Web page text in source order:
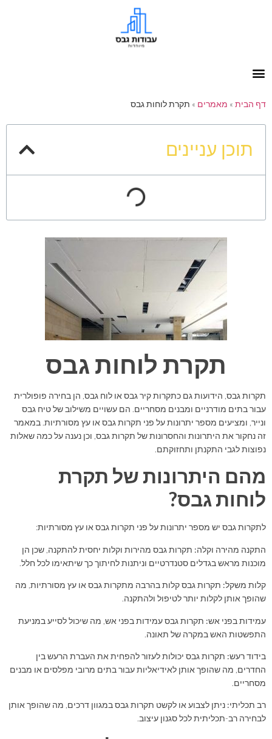
דף הבית » מאמרים » תקרת לוחות גבס
תוכן עניינים
תקרת לוחות גבס
תקרות גבס, הידועות גם כתקרות קיר גבס או לוח גבס, הן בחירה פופולרית
עבור בתים מודרניים ומבנים מסחריים. הם עשויים משילוב של טיח גבס
ונייר, ומציעים מספר יתרונות על פני תקרות גבס או עץ מסורתיות. במאמר
זה נחקור את היתרונות והחסרונות של תקרות גבס, וכן נענה על כמה שאלות
נפוצות לגבי התקנתן ותחזוקתם.
מהם היתרונות של תקרת
לוחות גבס?
לתקרות גבס יש מספר יתרונות על פני תקרות גבס או עץ מסורתיות:
התקנה מהירה וקלה: תקרות גבס מהירות וקלות יחסית להתקנה, שכן הן
מוכנות מראש בגדלים סטנדרטיים וניתנות לחיתוך כך שיתאימו לכל חלל.
קלות משקל: תקרות גבס קלות בהרבה מתקרות גבס או עץ מסורתיות, מה
שהופך אותן לקלות יותר לטיפול ולהתקנה.
עמידות בפני אש: תקרות גבס עמידות בפני אש, מה שיכול לסייע במניעת
התפשטות האש במקרה של תאונה.
בידוד רעש: תקרות גבס יכולות לעזור להפחית את העברת הרעש בין
החדרים, מה שהופך אותן לאידיאליות עבור בתים מרובי מפלסים או מבנים
מסחריים.
רב תכליתי: ניתן לצבוע או לקשט תקרות גבס במגוון דרכים, מה שהופך אותן
לבחירה רב-תכליתית לכל סגנון עיצוב.